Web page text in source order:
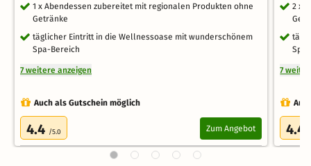
1 x Abendessen zubereitet mit regionalen Produkten ohne
Getränke
täglicher Eintritt in die Wellnessoase mit wunderschönem
Spa-Bereich
7 weitere anzeigen
Auch als Gutschein möglich
4.4 /5.0 Zum Angebot
2 x
7
4.4